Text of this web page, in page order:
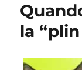
la